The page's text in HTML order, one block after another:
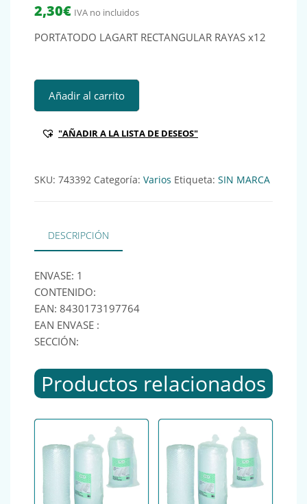
2,30€ IVA no incluidos
PORTATODO LAGART RECTANGULAR RAYAS x12
PORTATODO LAGART RECTANGULAR RAYAS x12
Añadir al carrito
"AÑADIR A LA LISTA DE DESEOS"
SKU: 743392 Categoría: Varios Etiqueta: SIN MARCA
DESCRIPCIÓN
ENVASE: 1
CONTENIDO:
EAN: 8430173197764
EAN ENVASE :
SECCIÓN:
Productos relacionados